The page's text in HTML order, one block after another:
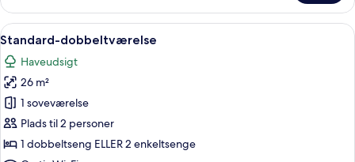
Single
Room
Garden
Indlæs
alle
billeder
af
Standard-
dobbeltværelse
Et hotelværelse med seng,
7
Standard-dobbeltværelse
Haveudsigt
26 m²
1 soveværelse
Plads til 2 personer
1 dobbeltseng ELLER 2 enkeltsenge